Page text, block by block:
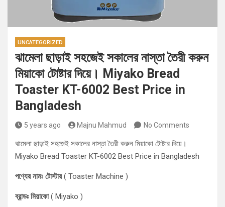
UNCATEGORIZED
ঝামেলা ছাড়াই সহজেই সকালের নাস্তা তৈরী করুন
মিয়াকো টোষ্টার দিয়ে। Miyako Bread
Toaster KT-6002 Best Price in
Bangladesh
5 years ago Majnu Mahmud No Comments
ঝামেলা ছাড়াই সহজেই সকালের নাস্তা তৈরী করুন মিয়াকো টোষ্টার দিয়ে।
Miyako Bread Toaster KT-6002 Best Price in Bangladesh
পণ্যের নামঃ টোস্টার( Toaster Machine )
ব্রান্ডঃ মিয়াকো( Miyako )